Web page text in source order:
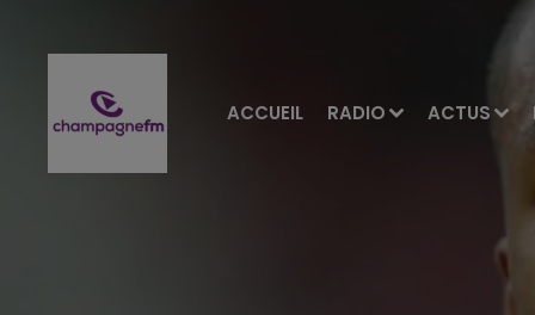
ACCUEIL RADIO ACTUS